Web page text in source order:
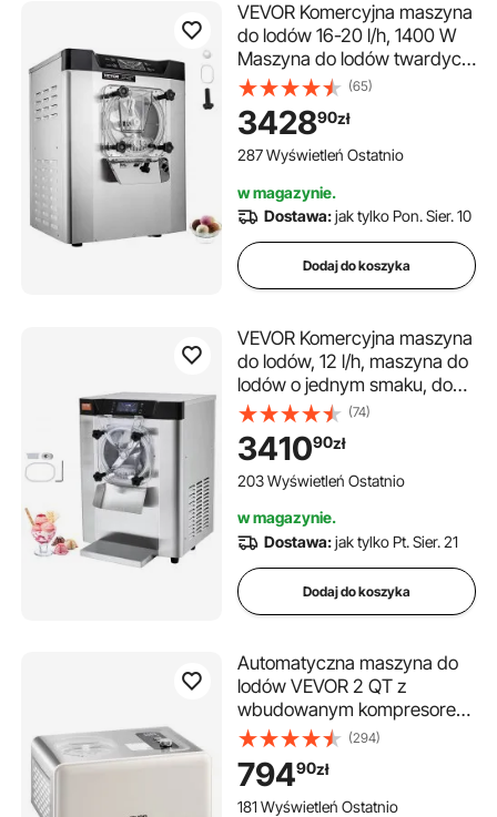
VEVOR Komercyjna maszyna
do lodów 16-20 l/h, 1400 W
Maszyna do lodów twardych
z inteligentnym
wyświetlaczem LCD i
różnymi smakami, do barów
przekąskowych i restauracji
(65)
342890zł
287 Wyświetleń Ostatnio
w magazynie.
Dostawa:jak tylko Pon. Sier. 10
Dodaj do koszyka
VEVOR Komercyjna maszyna
do lodów, 12 l/h, maszyna do
lodów o jednym smaku, do
lodów twardych, cylinder ze
stali nierdzewnej o
pojemności 4,5 l, panel LED,
automatyczne chłodzenie
(74)
341090zł
203 Wyświetleń Ostatnio
w magazynie.
Dostawa:jak tylko Pt. Sier. 21
Dodaj do koszyka
Automatyczna maszyna do
lodów VEVOR 2 QT z
wbudowanym kompresorem
(150 W) bez wstępnego
zamrażania, maszyna do
lodów z 3 trybami,
elektryczna maszyna do
(294)
79490zł
181 Wyświetleń Ostatnio